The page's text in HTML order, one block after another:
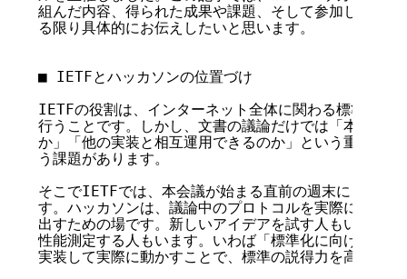
組んだ内容、得られた成果や課題、そして参加してみ
る限り具体的にお伝えしたいと思います。
■ IETFとハッカソンの位置づけ
IETFの役割は、インターネット全体に関わる標準仕様
行うことです。しかし、文書の議論だけでは「本当に
か」「他の実装と相互運用できるのか」という重要な
う課題があります。
そこでIETFでは、本会議が始まる直前の週末に「ハッ
す。ハッカソンは、議論中のプロトコルを実際に実装
出すための場です。新しいアイデアを試す人もいれば
性能測定する人もいます。いわば「標準化に向けた実
実装して実際に動かすことで、標準の説得力を高めるこ